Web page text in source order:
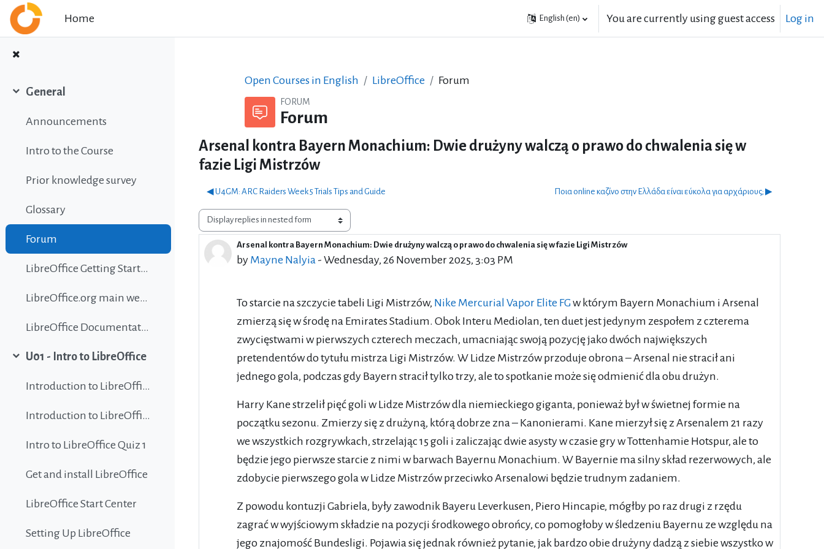
Skip to main content
Home
English ‎(en)‎ You are currently using guest access Log in
General
Announcements
Intro to the Course
Prior knowledge survey
Glossary
Forum
LibreOffice Getting Started Guide
LibreOffice.org main website
LibreOffice Documentation
U01 - Intro to LibreOffice
Introduction to LibreOffice
Introduction to LibreOffice
Intro to LibreOffice Quiz 1
Get and install LibreOffice
LibreOffice Start Center
Setting Up LibreOffice
Open Courses in English LibreOffice Forum
FORUM
Forum
Arsenal kontra Bayern Monachium: Dwie drużyny walczą o prawo do chwalenia się w
fazie Ligi Mistrzów
◀︎ U4GM: ARC Raiders Week 5 Trials Tips and Guide Ποια online καζίνο στην Ελλάδα είναι εύκολα για αρχάριους; ▶︎
Display mode
Arsenal kontra Bayern Monachium: Dwie drużyny walczą o prawo do chwalenia się w fazie Ligi Mistrzów
by Mayne Nalyia - Wednesday, 26 November 2025, 3:03 PM
Number of replies: 0
To starcie na szczycie tabeli Ligi Mistrzów, Nike Mercurial Vapor Elite FGw którym Bayern Monachium i Arsenal
zmierzą się w środę na Emirates Stadium. Obok Interu Mediolan, ten duet jest jedynym zespołem z czterema
zwycięstwami w pierwszych czterech meczach, umacniając swoją pozycję jako dwóch największych
pretendentów do tytułu mistrza Ligi Mistrzów. W Lidze Mistrzów przoduje obrona – Arsenal nie stracił ani
jednego gola, podczas gdy Bayern stracił tylko trzy, ale to spotkanie może się odmienić dla obu drużyn.
Harry Kane strzelił pięć goli w Lidze Mistrzów dla niemieckiego giganta, ponieważ był w świetnej formie na
początku sezonu. Zmierzy się z drużyną, którą dobrze zna – Kanonierami. Kane mierzył się z Arsenalem 21 razy
we wszystkich rozgrywkach, strzelając 15 goli i zaliczając dwie asysty w czasie gry w Tottenhamie Hotspur, ale to
będzie jego pierwsze starcie z nimi w barwach Bayernu Monachium. W Bayernie ma silny skład rezerwowych, ale
zdobycie pierwszego gola w Lidze Mistrzów przeciwko Arsenalowi będzie trudnym zadaniem.
Z powodu kontuzji Gabriela, były zawodnik Bayeru Leverkusen, Piero Hincapie, mógłby po raz drugi z rzędu
zagrać w wyjściowym składzie na pozycji środkowego obrońcy, co pomogłoby w śledzeniu Bayernu ze względu na
jego znajomość Bundesligi. Pojawia się jednak również pytanie, jak bardzo obie drużyny dadzą z siebie wszystko w